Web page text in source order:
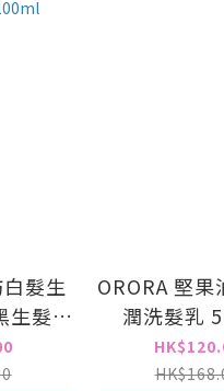
髮生
生髮洗
生防
ORORA 堅果
潤洗髮乳